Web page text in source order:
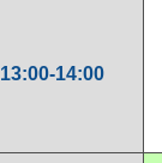
13:00-14:00